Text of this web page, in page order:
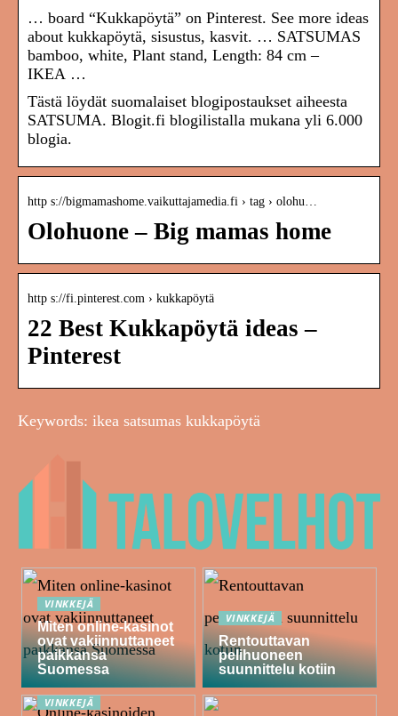
… board “Kukkapöytä” on Pinterest. See more ideas
about kukkapöytä, sisustus, kasvit. … SATSUMAS
bamboo, white, Plant stand, Length: 84 cm –
IKEA …
Tästä löydät suomalaiset blogipostaukset aiheesta
SATSUMA. Blogit.fi blogilistalla mukana yli 6.000
blogia.
http s://bigmamashome.vaikuttajamedia.fi › tag › olohu…
Olohuone – Big mamas home
http s://fi.pinterest.com › kukkapöytä
22 Best Kukkapöytä ideas –
Pinterest
Keywords: ikea satsumas kukkapöytä
VINKKEJÄ
Miten online-kasinot
ovat vakiinnuttaneet
paikkansa
Suomessa
VINKKEJÄ
Rentouttavan
pelihuoneen
suunnittelu kotiin
VINKKEJÄ